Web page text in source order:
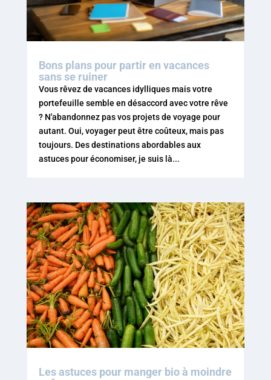
Bons plans pour partir en vacances
sans se ruiner
Vous rêvez de vacances idylliques mais votre
portefeuille semble en désaccord avec votre rêve
? N'abandonnez pas vos projets de voyage pour
autant. Oui, voyager peut être coûteux, mais pas
toujours. Des destinations abordables aux
astuces pour économiser, je suis là...
Les astuces pour manger bio à moindre